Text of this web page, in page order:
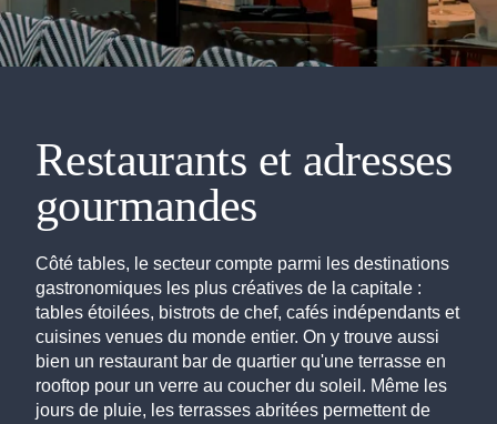
Restaurants et adresses
gourmandes
Côté tables, le secteur compte parmi les destinations
gastronomiques les plus créatives de la capitale :
tables étoilées, bistrots de chef, cafés indépendants et
cuisines venues du monde entier. On y trouve aussi
bien un restaurant bar de quartier qu'une terrasse en
rooftop pour un verre au coucher du soleil. Même les
jours de pluie, les terrasses abritées permettent de